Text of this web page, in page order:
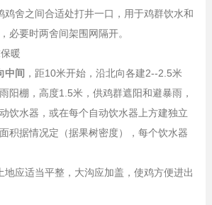
鸡舍之间合适处打井一口，用于鸡群饮水和
必要时两舍间架围网隔开。
中间 ，距10米开始，沿北向各建2--2.5米
阳棚，高度1.5米，供鸡群遮阳和避暴雨，
饮水器，或在每个自动饮水器上方建独立
积据情况定（据果树密度），每个饮水器
地应适当平整，大沟应加盖，使鸡方便进出